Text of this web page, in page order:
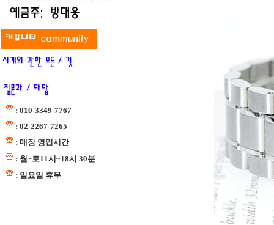
: 010-3349-7767
: 02-2267-7265
: 매장 영업시간
: 월~토11시~18시 30분
: 일요일 휴무